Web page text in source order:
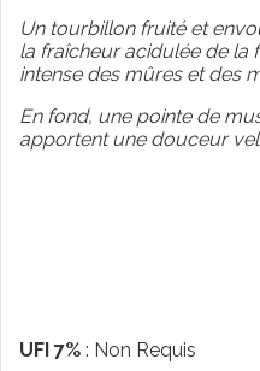
Un tourbillon fruité et
la fraîcheur acidulée de la
intense des mûres et des
En fond, une pointe de
apportent une douceur
UFI 7% : Non Requis